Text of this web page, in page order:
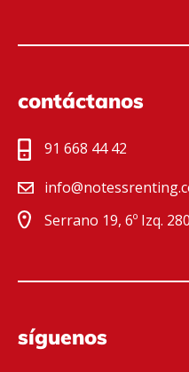
contáctanos
91 668 44 42
Serrano 19, 6º Izq.
síguenos